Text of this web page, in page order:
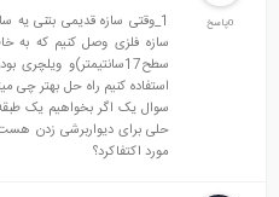
1_وقتی سازه قدیمی بتنی یه
سازه فلزی وصل کنیم که به
سطح17سانتیمتر)و ویلچری
سوال یک اگر بخواهیم یک
حلی برای دیواربرشی زدن هست
مورد اکتفاکرد؟